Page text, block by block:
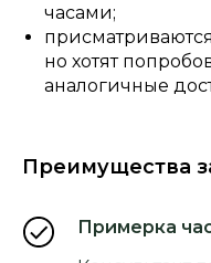
часами;
но хотят
аналогичные
Преимущества
Примерка